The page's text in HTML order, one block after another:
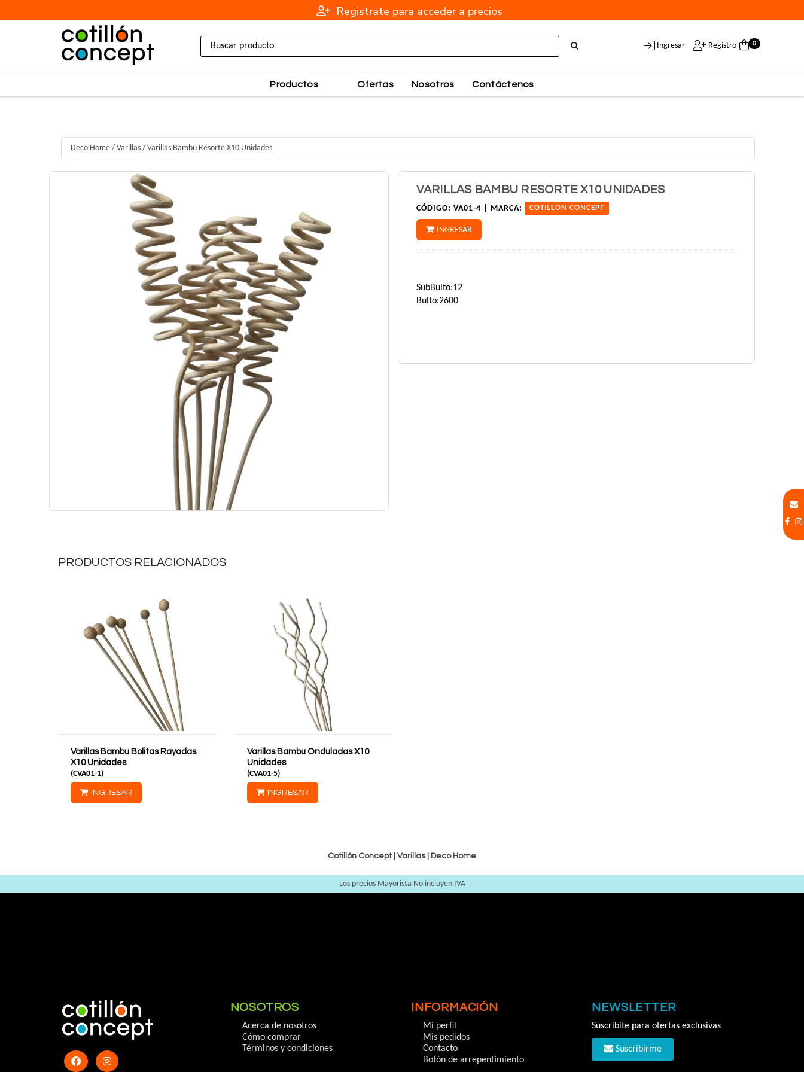
Registrate para acceder a precios
Ingresar Registro 0
Productos Ofertas Nosotros Contáctenos
Deco Home /Varillas / Varillas Bambu Resorte X10 Unidades
VARILLAS BAMBU RESORTE X10 UNIDADES
CÓDIGO: VA01-4 | MARCA: COTILLON CONCEPT
INGRESAR
SubBulto:12
Bulto:2600
PRODUCTOS RELACIONADOS
Varillas Bambu Bolitas Rayadas
X10 Unidades
(CVA01-1)
INGRESAR
Varillas Bambu Onduladas X10
Unidades
(CVA01-5)
INGRESAR
Cotillón Concept | Varillas| Deco Home
Los precios Mayorista No incluyen IVA
NOSOTROS
Acerca de nosotros
Cómo comprar
Términos y condiciones
INFORMACIÓN
Mi perfil
Mis pedidos
Contacto
Botón de arrepentimiento
NEWSLETTER
Suscribite para ofertas exclusivas
Suscribirme